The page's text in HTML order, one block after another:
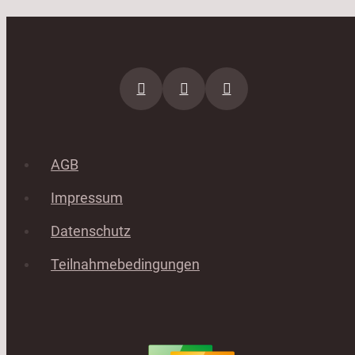
AGB
Impressum
Datenschutz
Teilnahmebedingungen